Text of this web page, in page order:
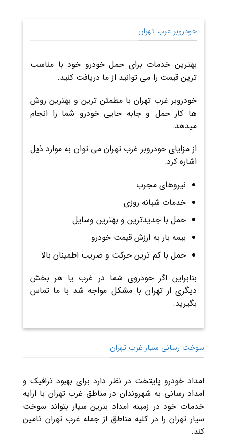
خودروبر غرب تهران
بهترین خدمات برای حمل خودرو خود با مناسب
ترین قیمت را می توانید از ما دریافت کنید.
خودروبر غرب تهران با مطمئن ترین و بهترین روش
ها کار حمل و جابه جایی خودرو شما را انجام
میدهد.
از مزایای خودروبر غرب تهران می توان به موارد ذیل
اشاره کرد:
نیروهای مجرب
خدمات شبانه روزی
حمل با جدیدترین و بهترین وسایل
بیمه بار به ارزش قیمت خودرو
حمل با کم ترین حرکت و ضریب اطمینان بالا
بنابراین اگر خودروی شما در غرب یا هر بخش
دیگری از تهران با مشکل مواجه شد با ما تماس
بگیرید.
سوخت رسانی سیار غرب تهران
امداد خودرو پایتخت در نظر دارد برای بهبود ترافیک و
امداد رسانی به شهروندان در مناطق غرب تهران با ارایه
خدمات خود در زمینه امداد بنزین سیار بتواند سوخت
سیار تهران را در کلیه مناطق از جمله غرب تهران تامین
کند.